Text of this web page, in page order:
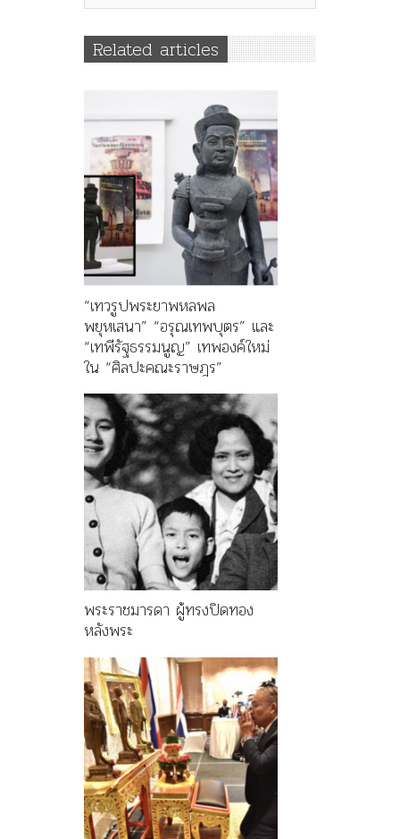
Related articles
“เทวรูปพระยาพหลพล
พยุหเสนา” “อรุณเทพบุตร” และ
“เทพีรัฐธรรมนูญ” เทพองค์ใหม่
ใน “ศิลปะคณะราษฎร”
พระราชมารดา ผู้ทรงปิดทอง
หลังพระ